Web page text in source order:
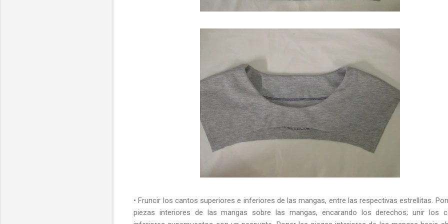
• Fruncir los cantos superiores e inferiores de las mangas, entre las respectivas estrellitas.
piezas interiores de las mangas sobre las mangas, encarando los derechos; unir los